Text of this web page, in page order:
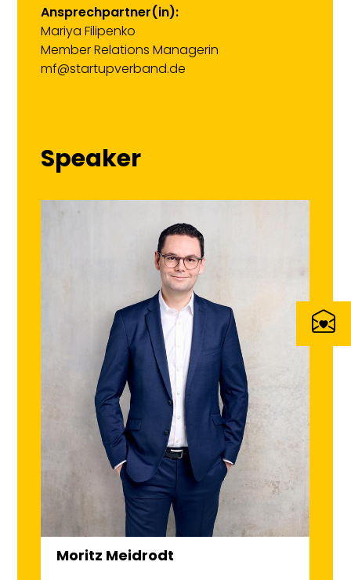
Ansprechpartner(in):
Mariya Filipenko
Member Relations Managerin
mf@startupverband.de
Speaker
Moritz Meidrodt